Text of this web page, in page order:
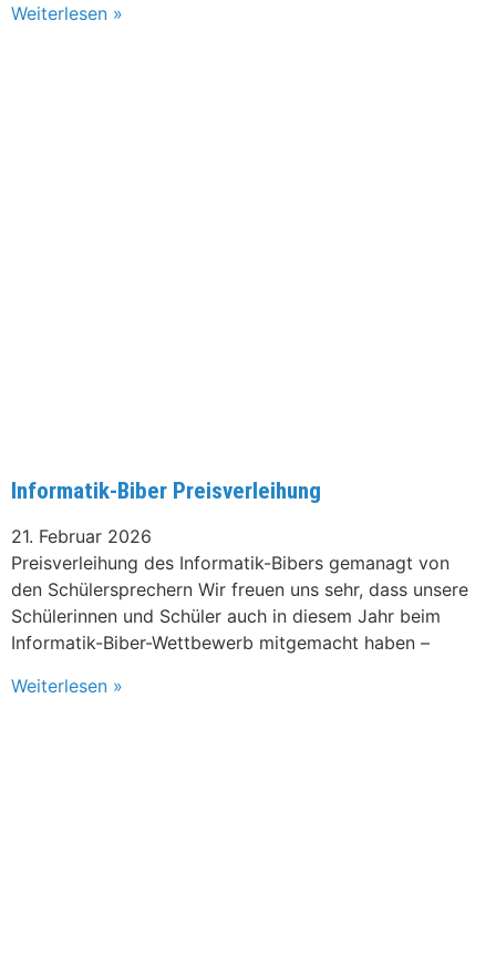
Weiterlesen »
Informatik-Biber Preisverleihung
21. Februar 2026
Preisverleihung des Informatik-Bibers gemanagt von
den Schülersprechern Wir freuen uns sehr, dass unsere
Schülerinnen und Schüler auch in diesem Jahr beim
Informatik-Biber-Wettbewerb mitgemacht haben –
Weiterlesen »